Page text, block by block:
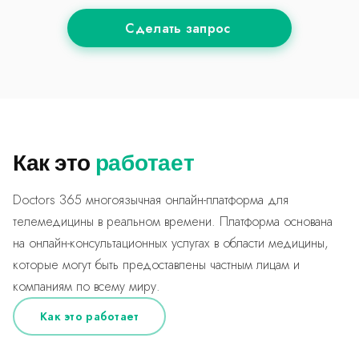
Сделать запрос
Как это работает
Doctors 365 многоязычная онлайн-платформа для
телемедицины в реальном времени. Платформа основана
на онлайн-консультационных услугах в области медицины,
которые могут быть предоставлены частным лицам и
компаниям по всему миру.
Как это работает